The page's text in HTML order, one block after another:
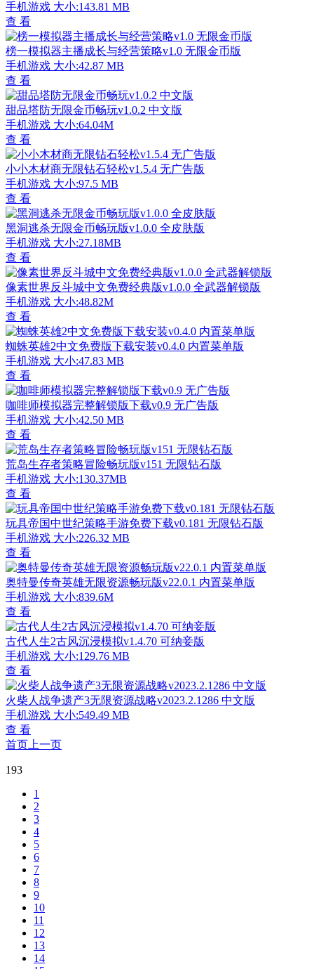
手机游戏 大小:143.81 MB
查 看
榜一模拟器主播成长与经营策略v1.0 无限金币版
手机游戏 大小:42.87 MB
查 看
甜品塔防无限金币畅玩v1.0.2 中文版
手机游戏 大小:64.04M
查 看
小小木材商无限钻石轻松v1.5.4 无广告版
手机游戏 大小:97.5 MB
查 看
黑洞逃杀无限金币畅玩版v1.0.0 全皮肤版
手机游戏 大小:27.18MB
查 看
像素世界反斗城中文免费经典版v1.0.0 全武器解锁版
手机游戏 大小:48.82M
查 看
蜘蛛英雄2中文免费版下载安装v0.4.0 内置菜单版
手机游戏 大小:47.83 MB
查 看
咖啡师模拟器完整解锁版下载v0.9 无广告版
手机游戏 大小:42.50 MB
查 看
荒岛生存者策略冒险畅玩版v151 无限钻石版
手机游戏 大小:130.37MB
查 看
玩具帝国中世纪策略手游免费下载v0.181 无限钻石版
手机游戏 大小:226.32 MB
查 看
奥特曼传奇英雄无限资源畅玩版v22.0.1 内置菜单版
手机游戏 大小:839.6M
查 看
古代人生2古风沉浸模拟v1.4.70 可纳妾版
手机游戏 大小:129.76 MB
查 看
火柴人战争遗产3无限资源战略v2023.2.1286 中文版
手机游戏 大小:549.49 MB
查 看
首页 上一页
193
1
2
3
4
5
6
7
8
9
10
11
12
13
14